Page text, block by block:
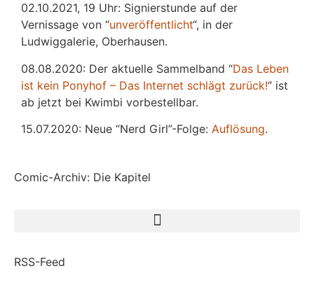
02.10.2021, 19 Uhr: Signierstunde auf der
Vernissage von “unveröffentlicht“, in der
Ludwiggalerie, Oberhausen.
08.08.2020: Der aktuelle Sammelband “Das Leben
ist kein Ponyhof – Das Internet schlägt zurück!” ist
ab jetzt bei Kwimbi vorbestellbar.
15.07.2020: Neue “Nerd Girl”-Folge: Auflösung.
Comic-Archiv: Die Kapitel
RSS-Feed